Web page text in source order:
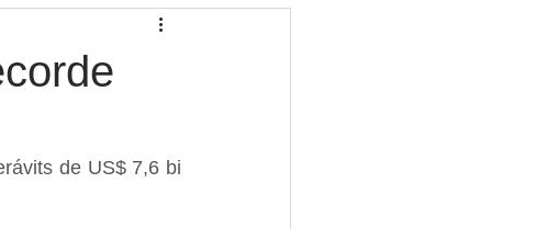
de US$ 7,6 bi